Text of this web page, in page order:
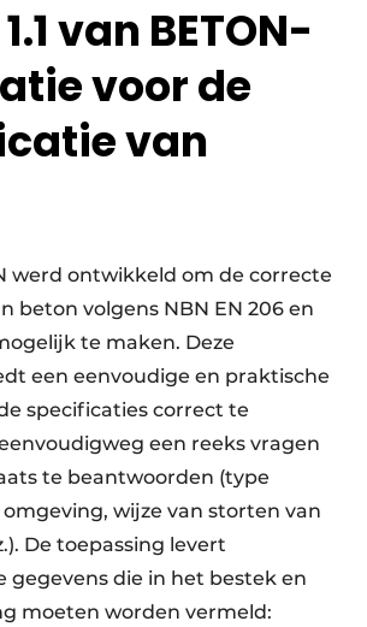
van BETON-
voor de
van
werd ontwikkeld om de correcte
beton volgens NBN EN 206 en
te maken. Deze
een eenvoudige en praktische
specificaties correct te
een reeks vragen
te beantwoorden (type
wijze van storten van
De toepassing levert
gegevens die in het bestek en
moeten worden vermeld: